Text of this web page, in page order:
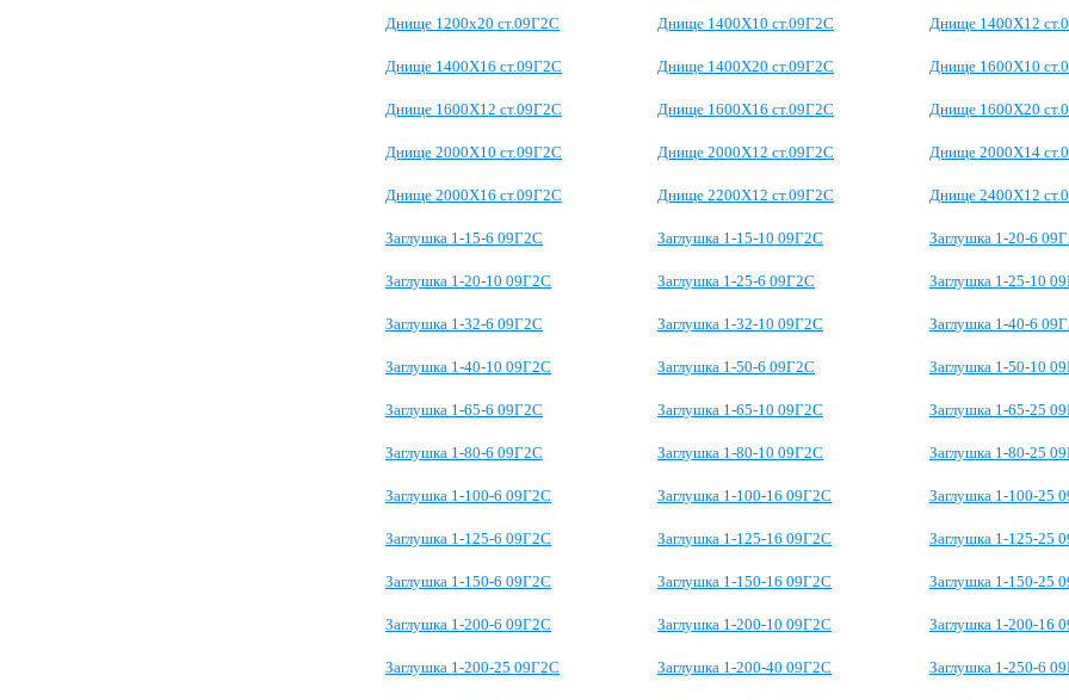
Днище 1200х20 ст.09Г2С Днище 1400Х10 ст.09Г2С Днище 1400Х12
Днище 1400Х16 ст.09Г2С Днище 1400Х20 ст.09Г2С Днище 1600Х10
Днище 1600Х12 ст.09Г2С Днище 1600Х16 ст.09Г2С Днище 1600Х20
Днище 2000Х10 ст.09Г2С Днище 2000Х12 ст.09Г2С Днище 2000Х14
Днище 2000Х16 ст.09Г2С Днище 2200Х12 ст.09Г2С Днище 2400Х12
Заглушка 1-15-6 09Г2С Заглушка 1-15-10 09Г2С Заглушка 1-20-6
Заглушка 1-20-10 09Г2С Заглушка 1-25-6 09Г2С Заглушка 1-25-10
Заглушка 1-32-6 09Г2С Заглушка 1-32-10 09Г2С Заглушка 1-40-6
Заглушка 1-40-10 09Г2С Заглушка 1-50-6 09Г2С Заглушка 1-50-10
Заглушка 1-65-6 09Г2С Заглушка 1-65-10 09Г2С Заглушка 1-65-25
Заглушка 1-80-6 09Г2С Заглушка 1-80-10 09Г2С Заглушка 1-80-25
Заглушка 1-100-6 09Г2С Заглушка 1-100-16 09Г2С Заглушка 1-100-25
Заглушка 1-125-6 09Г2С Заглушка 1-125-16 09Г2С Заглушка 1-125-25
Заглушка 1-150-6 09Г2С Заглушка 1-150-16 09Г2С Заглушка 1-150-25
Заглушка 1-200-6 09Г2С Заглушка 1-200-10 09Г2С Заглушка 1-200-16
Заглушка 1-200-25 09Г2С Заглушка 1-200-40 09Г2С Заглушка 1-250-6